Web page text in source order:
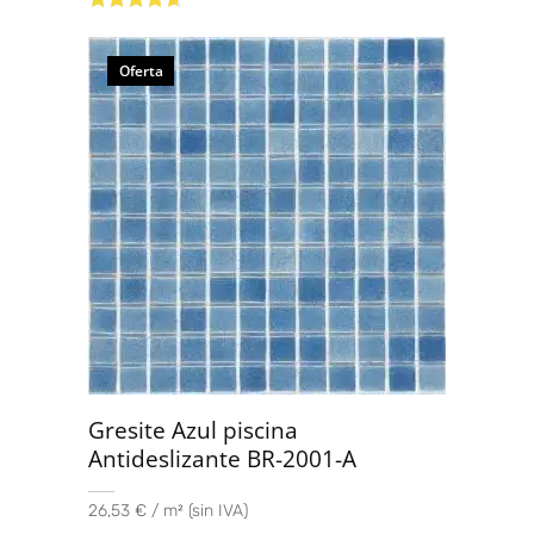
con4.50de
5
Oferta
Gresite Azul piscina
Antideslizante BR-2001-A
26,53 € / m² (sin IVA)